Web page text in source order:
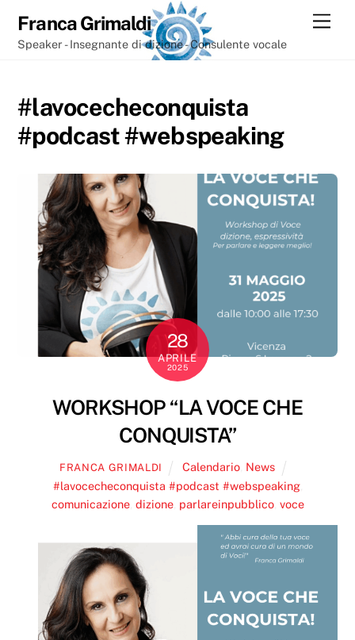
content
Franca Grimaldi
Speaker - Insegnante di dizione - Consulente vocale
#lavocecheconquista
#podcast #webspeaking
28
APRILE
2025
WORKSHOP “LA VOCE CHE
CONQUISTA”
FRANCA GRIMALDI Calendario News
#lavocecheconquista #podcast #webspeaking,
comunicazione, dizione, parlareinpubblico, voce